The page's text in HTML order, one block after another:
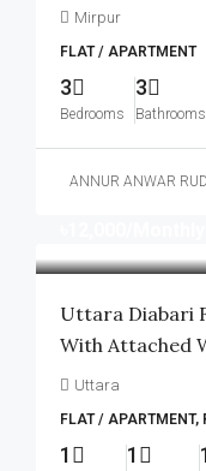
Mirpur
FLAT / APARTMENT
3
Bedrooms
3
Bathrooms
ANNUR ANWAR
Uttara Diabari
With Attached
Uttara
FLAT / APARTMENT,
1 1